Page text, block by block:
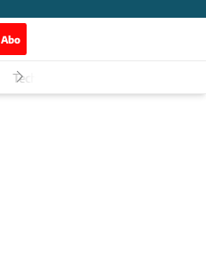
Abo
Tech & Zukunft